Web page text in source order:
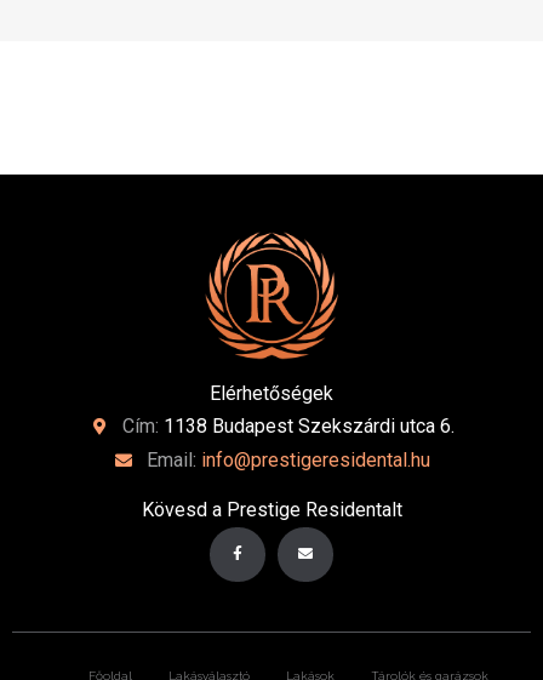
Elérhetőségek
Cím: 1138 Budapest Szekszárdi utca 6.
Email: info@prestigeresidental.hu
Kövesd a Prestige Residentalt
Főoldal Lakásválasztó Lakások Tárolók és garázsok